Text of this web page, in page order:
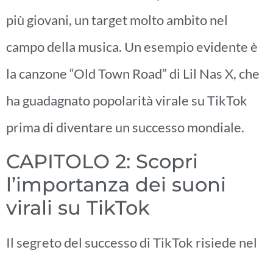
più giovani, un target molto ambito nel
campo della musica. Un esempio evidente è
la canzone “Old Town Road” di Lil Nas X, che
ha guadagnato popolarità virale su TikTok
prima di diventare un successo mondiale.
CAPITOLO 2: Scopri
l’importanza dei suoni
virali su TikTok
Il segreto del successo di TikTok risiede nel